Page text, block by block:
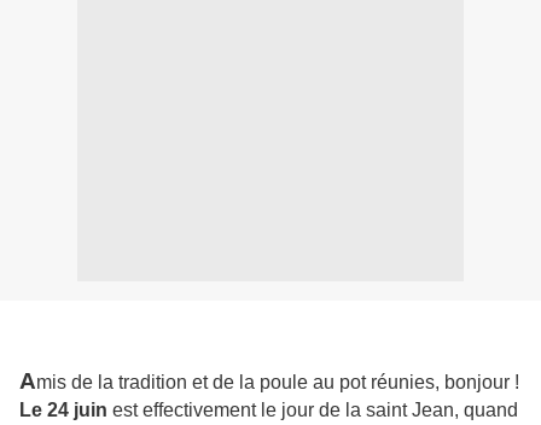
Amis de la tradition et de la poule au pot réunies, bonjour !
Le 24 juin est effectivement le jour de la saint Jean, quand